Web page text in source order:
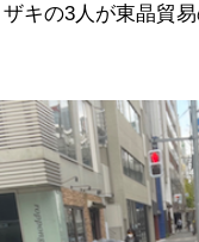
キの3人が東晶貿